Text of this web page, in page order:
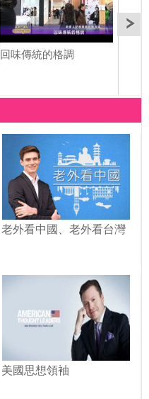
回味傳統的格調
老外看中國、老外看台灣
美國思想領袖